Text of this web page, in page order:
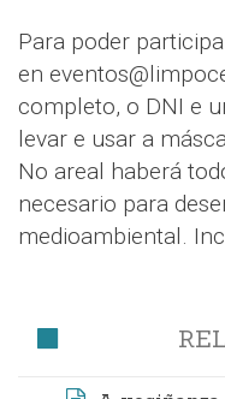
Para poder
en
completo, o DNI e
levar e usar a
No areal haberá
necesario para
medioambiental.